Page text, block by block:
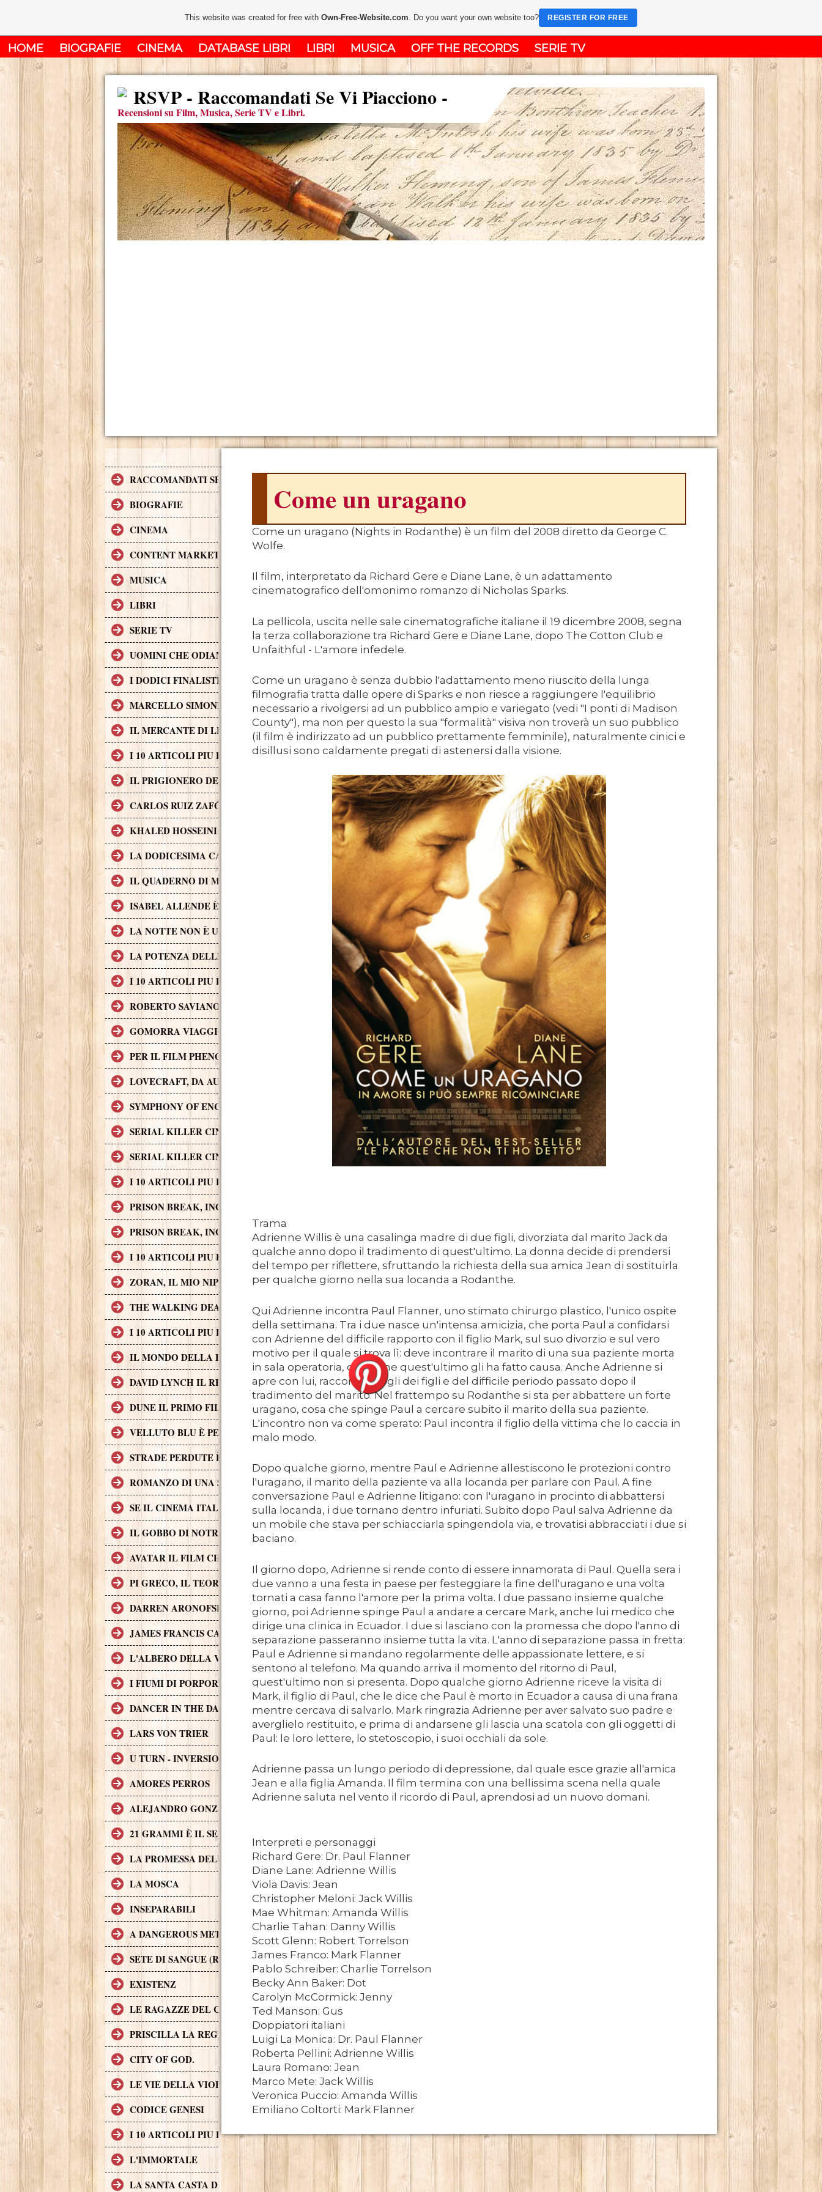
HOME BIOGRAFIE CINEMA DATABASE LIBRI LIBRI MUSICA OFF THE RECORDS SERIE TV
RSVP - Raccomandati Se Vi Piacciono -
Recensioni su Film, Musica, Serie TV e Libri.
RACCOMANDATI SE TI PIACCIONO
BIOGRAFIE
CINEMA
CONTENT MARKETING.
MUSICA
LIBRI
SERIE TV
UOMINI CHE ODIANO LE DONNE
I DODICI FINALISTI IN DELLA SESSANTASETTESIMA EDIZIONE DEL PREMIO STREGA.
MARCELLO SIMONI GIOVANE SCRITTORE ORMAI NON PIU ESORDIENTE, BENSI AMPIAMENTE RADICATO NEL NOSTRO PAESE.
IL MERCANTE DI LIBRI MALEDETTI RAPPRESENTA L'ESORDIO ENIGMATICO E AVVINCENTE DI MARCELLO SIMONI.
I 10 ARTICOLI PIU LETTI SUL SITO RACCOMANDATI SE TI PIACCIONO NEL MESE DI APRILE 2013.
IL PRIGIONERO DEL CIELO, TERZO CAPITOLO DI QUELLA CHE DOVREBBE ESSERE LA QUADRILOGIA DI CARLOS RUIZ ZAFÓN.
CARLOS RUIZ ZAFÓN TRADOTTO IN OLTRE 40 LINGUE, LE SUE OPERE HANNO CONQUISTATO MILIONI DI LETTORI E NUMEROSI PREMI NEI CINQUE
KHALED HOSSEINI L'AUTORE DEL LIBRO CAMPIONE DI VENDITE, IL CACCIATORE DI AQUILONI.
LA DODICESIMA CARTA È IL SESTO LIBRO DI JEFFERY DEAVER DEDICATO AL CRIMINOLOGO TETRAPLEGICO LINCOLN RHYME.
IL QUADERNO DI MAYA È UN ROMANZO ATIPICO, UN VIAGGIO INTERIORE DI ISABEL ALLENDE NELL'INCONTAMINATO ARCIPELAGO DI CHILOÉ.
ISABEL ALLENDE È UNA DELLE AUTRICI LATINOAMERICANE DI MAGGIOR SUCCESSO AL MONDO.
LA NOTTE NON È UN POSTO SICURO, UNO PSICOPATICO ASSOLDATO DAL POTERE PER POTER INCASTRARE UN PEZZO GROSSO DELLA MAFIA
LA POTENZA DELLE STORIE LOVECRAFTIANE RISIEDE QUASI ESCLUSIVAMENTE NELLA SUA ENORME CAPACITÀ DI CONTROLLARE “LA SCRITTURA”.
I 10 ARTICOLI PIU LETTI SUL SITO RACCOMANDATI SE TI PIACCIONO NEL MESE DI MAGGIO 2013.
ROBERTO SAVIANO, II CASO GOMORRA, LE MINACCE E LA VITA SOTTO SCORTA.
GOMORRA VIAGGIO NELL'IMPERO ECONOMICO E NEL SOGNO DI DOMINIO DELLA CAMORRA.
PER IL FILM PHENOMENA SONO STATI UTILIZZATI 40 MILIONI DI INSETTI APPOSITAMENTE ALLEVATI.
LOVECRAFT, DA AUTORE A PERSONAGGIO NELLA CULTURA CONTEMPORANEA.
SYMPHONY OF ENCHANTED LANDS II: THE DARK SECRET – RHAPSODY OF FIRE.
SERIAL KILLER CINEMATOGRAFICI (2A PARTE).
SERIAL KILLER CINEMATOGRAFICI (1A PARTE).
I 10 ARTICOLI PIU LETTI SUL SITO RACCOMANDATI SE TI PIACCIONO NEL MESE DI LUGLIO 2013.
PRISON BREAK, INGEGNO, AZIONE, THRILLER E SUSPENSE A CUI FA DA SFONDO IL RETROSCENA DELLA POLITICA (1A STAGIONE).
PRISON BREAK, INGEGNO, AZIONE, THRILLER E SUSPENSE A CUI FA DA SFONDO IL RETROSCENA DELLA POLITICA (2A STAGIONE).
I 10 ARTICOLI PIU LETTI SUL SITO RACCOMANDATI SE TI PIACCIONO NEL MESE DI SETTEMBRE 2013.
ZORAN, IL MIO NIPOTE SCEMO.
THE WALKING DEAD
I 10 ARTICOLI PIU LETTI SUL SITO RACCOMANDATI SE TI PIACCIONO NEL MESE DI DICEMBRE 2013.
IL MONDO DELLA FINANZA SECONDO MARTIN SCORSESE
DAVID LYNCH IL REGISTA CHE MEDITA UN MONDO MIGLIORE.
DUNE IL PRIMO FILM DI FANTASCIENZA DI DAVID LYNCH
VELLUTO BLU È PER MOLTI ASPETTI UN THRILLER CLASSICO
STRADE PERDUTE È UNA CRIME STORY, CONSIDERABILE UN ESEMPIO DI FILM NOIR MODERNO
ROMANZO DI UNA STRAGE, UN FILM PARZIALE, TROPPO PARZIALE.
SE IL CINEMA ITALIANO DEGLI ULTIMI DECENNI È RIUSCITO A TENERE ALTO IL PROPRIO NOME, È ANCHE MERITO DI MARCO TULLIO GIORDANA.
IL GOBBO DI NOTRE DAME (ANIMAZIONE)
AVATAR IL FILM CHE HA INCASSATO DI PIÙ NELLA STORIA DEL CINEMA
PI GRECO, IL TEOREMA DEL DELIRIO
DARREN ARONOFSKY
JAMES FRANCIS CAMERON
L'ALBERO DELLA VITA
I FIUMI DI PORPORA
DANCER IN THE DARK
LARS VON TRIER
U TURN - INVERSIONE DI MARCIA
AMORES PERROS
ALEJANDRO GONZÁLEZ IÑÁRRITU
21 GRAMMI È IL SECONDO FILM DELLA COSIDDETTA TRILOGIA SULLA MORTE
LA PROMESSA DELL'ASSASSINO
LA MOSCA
INSEPARABILI
A DANGEROUS METHOD
SETE DI SANGUE (RABID)
EXISTENZ
LE RAGAZZE DEL COYOTE UGLY
PRISCILLA LA REGINA DEL DESERTO
CITY OF GOD.
LE VIE DELLA VIOLENZA
CODICE GENESI
I 10 ARTICOLI PIU LETTI SUL SITO RACCOMANDATI SE TI PIACCIONO NEL MESE DI APRILE 2014.
L'IMMORTALE
LA SANTA CASTA DELLA CHIESA
Come un uragano
Come un uragano (Nights in Rodanthe) è un film del 2008 diretto da George C.
Wolfe.
Il film, interpretato da Richard Gere e Diane Lane, è un adattamento
cinematografico dell'omonimo romanzo di Nicholas Sparks.
La pellicola, uscita nelle sale cinematografiche italiane il 19 dicembre 2008, segna
la terza collaborazione tra Richard Gere e Diane Lane, dopo The Cotton Club e
Unfaithful - L'amore infedele.
Come un uragano è senza dubbio l'adattamento meno riuscito della lunga
filmografia tratta dalle opere di Sparks e non riesce a raggiungere l'equilibrio
necessario a rivolgersi ad un pubblico ampio e variegato (vedi "I ponti di Madison
County"), ma non per questo la sua "formalità" visiva non troverà un suo pubblico
(il film è indirizzato ad un pubblico prettamente femminile), naturalmente cinici e
disillusi sono caldamente pregati di astenersi dalla visione.
Trama
Adrienne Willis è una casalinga madre di due figli, divorziata dal marito Jack da
qualche anno dopo il tradimento di quest'ultimo. La donna decide di prendersi
del tempo per riflettere, sfruttando la richiesta della sua amica Jean di sostituirla
per qualche giorno nella sua locanda a Rodanthe.
Qui Adrienne incontra Paul Flanner, uno stimato chirurgo plastico, l'unico ospite
della settimana. Tra i due nasce un'intensa amicizia, che porta Paul a confidarsi
con Adrienne del difficile rapporto con il figlio Mark, sul suo divorzio e sul vero
motivo per il quale si trova lì: deve incontrare il marito di una sua paziente morta
in sala operatoria, dopo che quest'ultimo gli ha fatto causa. Anche Adrienne si
apre con lui, raccontandogli dei figli e del difficile periodo passato dopo il
tradimento del marito. Nel frattempo su Rodanthe si sta per abbattere un forte
uragano, cosa che spinge Paul a cercare subito il marito della sua paziente.
L'incontro non va come sperato: Paul incontra il figlio della vittima che lo caccia in
malo modo.
Dopo qualche giorno, mentre Paul e Adrienne allestiscono le protezioni contro
l'uragano, il marito della paziente va alla locanda per parlare con Paul. A fine
conversazione Paul e Adrienne litigano: con l'uragano in procinto di abbattersi
sulla locanda, i due tornano dentro infuriati. Subito dopo Paul salva Adrienne da
un mobile che stava per schiacciarla spingendola via, e trovatisi abbracciati i due si
baciano.
Il giorno dopo, Adrienne si rende conto di essere innamorata di Paul. Quella sera i
due vanno a una festa in paese per festeggiare la fine dell'uragano e una volta
tornati a casa fanno l'amore per la prima volta. I due passano insieme qualche
giorno, poi Adrienne spinge Paul a andare a cercare Mark, anche lui medico che
dirige una clinica in Ecuador. I due si lasciano con la promessa che dopo l'anno di
separazione passeranno insieme tutta la vita. L'anno di separazione passa in fretta:
Paul e Adrienne si mandano regolarmente delle appassionate lettere, e si
sentono al telefono. Ma quando arriva il momento del ritorno di Paul,
quest'ultimo non si presenta. Dopo qualche giorno Adrienne riceve la visita di
Mark, il figlio di Paul, che le dice che Paul è morto in Ecuador a causa di una frana
mentre cercava di salvarlo. Mark ringrazia Adrienne per aver salvato suo padre e
averglielo restituito, e prima di andarsene gli lascia una scatola con gli oggetti di
Paul: le loro lettere, lo stetoscopio, i suoi occhiali da sole.
Adrienne passa un lungo periodo di depressione, dal quale esce grazie all'amica
Jean e alla figlia Amanda. Il film termina con una bellissima scena nella quale
Adrienne saluta nel vento il ricordo di Paul, aprendosi ad un nuovo domani.
Interpreti e personaggi
Richard Gere: Dr. Paul Flanner
Diane Lane: Adrienne Willis
Viola Davis: Jean
Christopher Meloni: Jack Willis
Mae Whitman: Amanda Willis
Charlie Tahan: Danny Willis
Scott Glenn: Robert Torrelson
James Franco: Mark Flanner
Pablo Schreiber: Charlie Torrelson
Becky Ann Baker: Dot
Carolyn McCormick: Jenny
Ted Manson: Gus
Doppiatori italiani
Luigi La Monica: Dr. Paul Flanner
Roberta Pellini: Adrienne Willis
Laura Romano: Jean
Marco Mete: Jack Willis
Veronica Puccio: Amanda Willis
Emiliano Coltorti: Mark Flanner
This website was created for free withOwn-Free-Website.com. Do you want your own website too? REGISTER FOR FREE